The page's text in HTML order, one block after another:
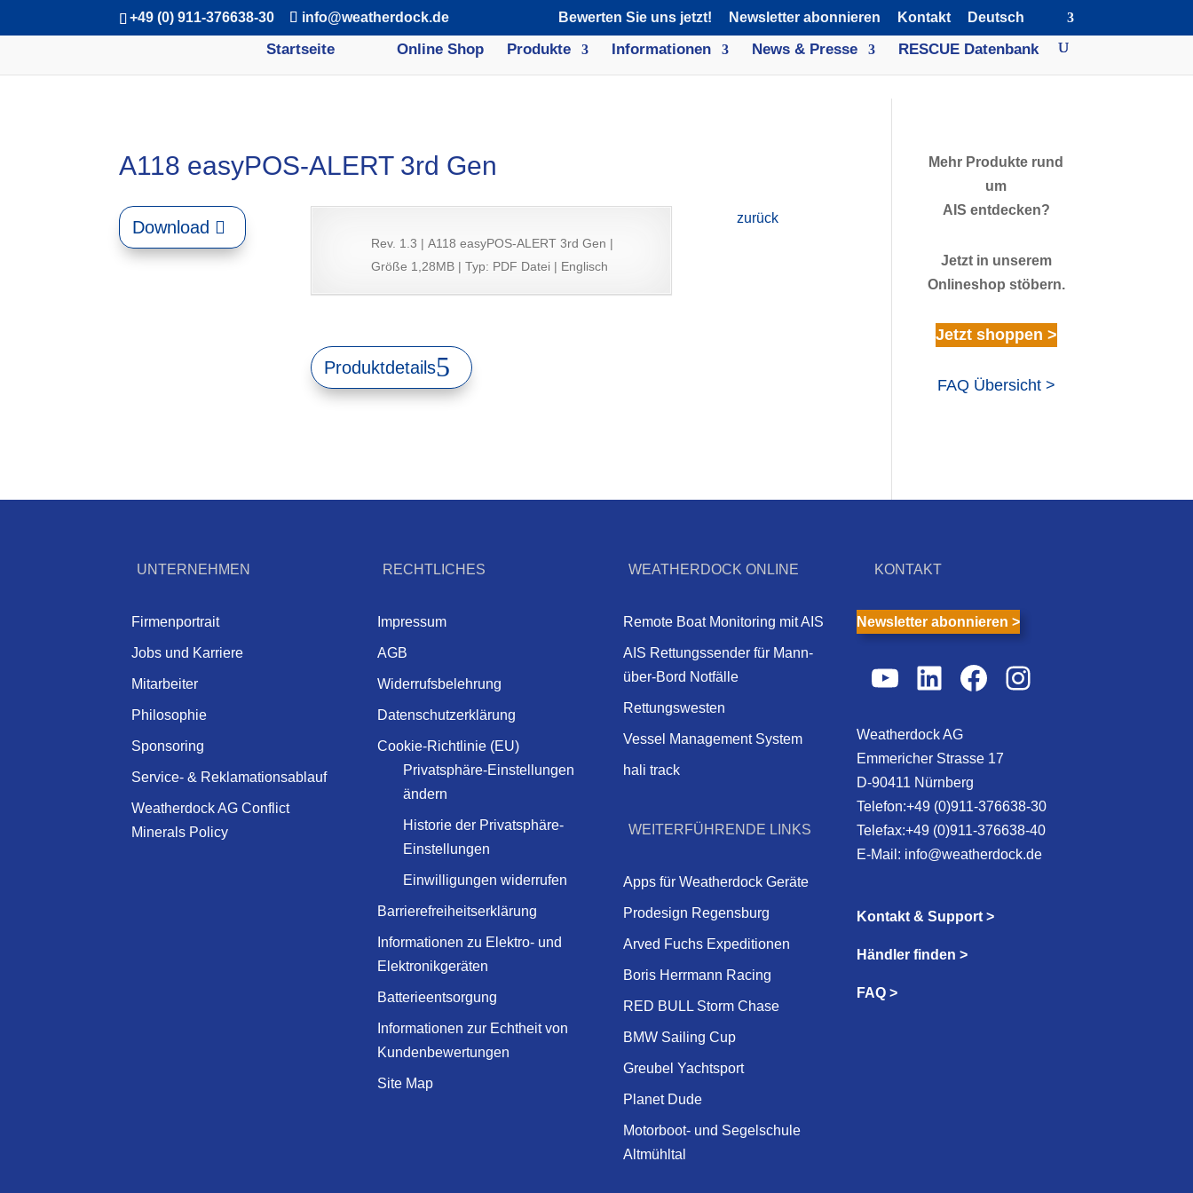
+49 (0) 911-376638-30 info@weatherdock.de Bewerten Sie uns jetzt! Newsletter abonnieren Kontakt Deutsch
Startseite Online Shop Produkte Informationen News & Presse RESCUE Datenbank
A118 easyPOS-ALERT 3rd Gen
Download
Rev. 1.3 | A118 easyPOS-ALERT 3rd Gen |
Größe 1,28MB | Typ: PDF Datei | Englisch
Produktdetails
zurück
Mehr Produkte rund
um
AIS entdecken?
Jetzt in unserem
Onlineshop stöbern.
Jetzt shoppen >
FAQ Übersicht >
UNTERNEHMEN
Firmenportrait
Jobs und Karriere
Mitarbeiter
Philosophie
Sponsoring
Service- & Reklamationsablauf
Weatherdock AG Conflict
Minerals Policy
RECHTLICHES
Impressum
AGB
Widerrufsbelehrung
Datenschutzerklärung
Cookie-Richtlinie (EU)
Privatsphäre-Einstellungen
ändern
Historie der Privatsphäre-
Einstellungen
Einwilligungen widerrufen
Barrierefreiheitserklärung
Informationen zu Elektro- und
Elektronikgeräten
Batterieentsorgung
Informationen zur Echtheit von
Kundenbewertungen
Site Map
WEATHERDOCK ONLINE
Remote Boat Monitoring mit AIS
AIS Rettungssender für Mann-
über-Bord Notfälle
Rettungswesten
Vessel Management System
hali track
WEITERFÜHRENDE LINKS
Apps für Weatherdock Geräte
Prodesign Regensburg
Arved Fuchs Expeditionen
Boris Herrmann Racing
RED BULL Storm Chase
BMW Sailing Cup
Greubel Yachtsport
Planet Dude
Motorboot- und Segelschule
Altmühltal
KONTAKT
Newsletter abonnieren >
YouTube
LinkedIn
Facebook
Instagram
Weatherdock AG
Emmericher Strasse 17
D-90411 Nürnberg
Telefon:+49 (0)911-376638-30
Telefax:+49 (0)911-376638-40
E-Mail: info@weatherdock.de
Kontakt & Support >
Händler finden >
FAQ >